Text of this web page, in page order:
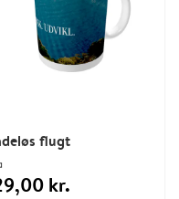
flugt
kr.